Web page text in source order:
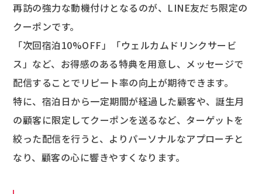
再訪の強力な動機付けとなるのが、LINE友だち限定の
クーポンです。
「次回宿泊10%OFF」「ウェルカムドリンクサービ
ス」など、お得感のある特典を用意し、メッセージで
配信することでリピート率の向上が期待できます。
特に、宿泊日から一定期間が経過した顧客や、誕生月
の顧客に限定してクーポンを送るなど、ターゲットを
絞った配信を行うと、よりパーソナルなアプローチと
なり、顧客の心に響きやすくなります。